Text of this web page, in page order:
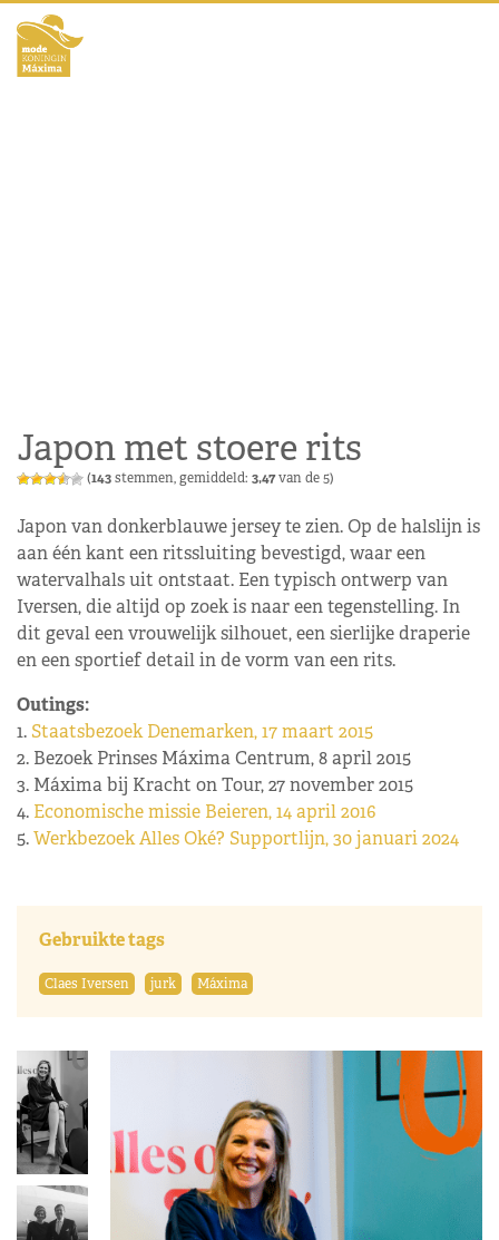
Japon met stoere rits
(143stemmen, gemiddeld: 3,47van de 5)
Japon van donkerblauwe jersey te zien. Op de halslijn is
aan één kant een ritssluiting bevestigd, waar een
watervalhals uit ontstaat. Een typisch ontwerp van
Iversen, die altijd op zoek is naar een tegenstelling. In
dit geval een vrouwelijk silhouet, een sierlijke draperie
en een sportief detail in de vorm van een rits.
Outings:
1. Staatsbezoek Denemarken, 17 maart 2015
2. Bezoek Prinses Máxima Centrum, 8 april 2015
3. Máxima bij Kracht on Tour, 27 november 2015
4. Economische missie Beieren, 14 april 2016
5.Werkbezoek Alles Oké? Supportlijn, 30 januari 2024
Gebruikte tags
Claes Iversen jurk Máxima